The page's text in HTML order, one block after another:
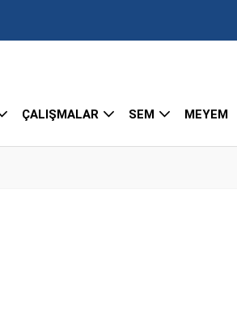
ÇALIŞMALAR SEM MEYEM